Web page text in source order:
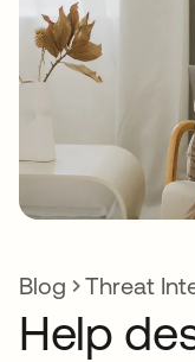
Blog Threat
Help